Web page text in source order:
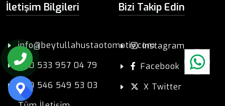
İletişim Bilgileri
info@beytullahustaotomotiv.com
+90 533 957 04 79
+90 546 549 53 03
Bizi Takip Edin
Instagram
Facebook
X Twitter